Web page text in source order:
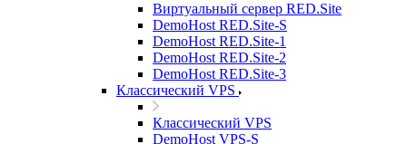
Виртуальный сервер RED.Site
DemoHost RED.Site-S
DemoHost RED.Site-1
DemoHost RED.Site-2
DemoHost RED.Site-3
Классический VPS
Классический VPS
DemoHost VPS-S